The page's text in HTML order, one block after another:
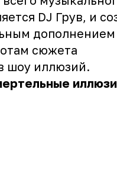
DJ Грув, и
дополнением
сюжета
шоу иллюзий.